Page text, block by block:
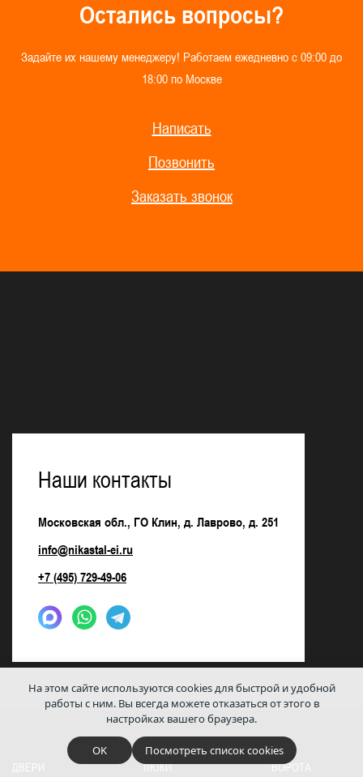
Остались вопросы?
Задайте их нашему менеджеру! Работаем ежедневно с 09:00 до
18:00 по Москве
Написать
Позвонить
Заказать звонок
Наши контакты
Московская обл., ГО Клин, д. Лаврово, д. 251
info@nikastal-ei.ru
+7 (495) 729-49-06
ДВЕРИ ЛЮКИ ВОРОТА
На этом сайте используются cookies для быстрой и удобной
работы с ним. Вы всегда можете отказаться от этого в
настройках вашего браузера.
OK Посмотреть список cookies